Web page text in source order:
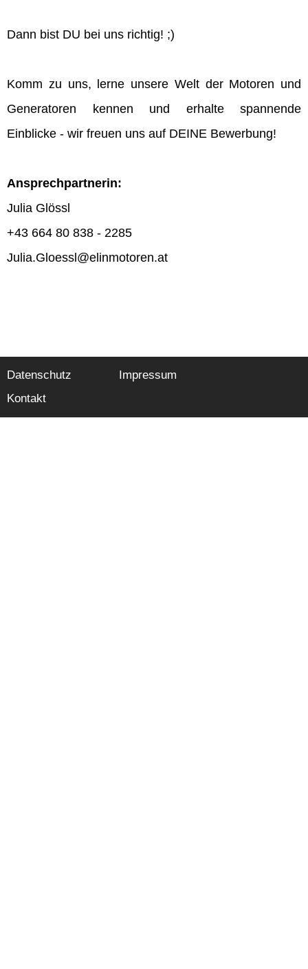
Dann bist DU bei uns richtig! ;)
Komm zu uns, lerne unsere Welt der Motoren und
Generatoren kennen und erhalte spannende
Einblicke - wir freuen uns auf DEINE Bewerbung!
Ansprechpartnerin:
Julia Glössl
+43 664 80 838 - 2285
Julia.Gloessl@elinmotoren.at
Datenschutz
Impressum
Kontakt